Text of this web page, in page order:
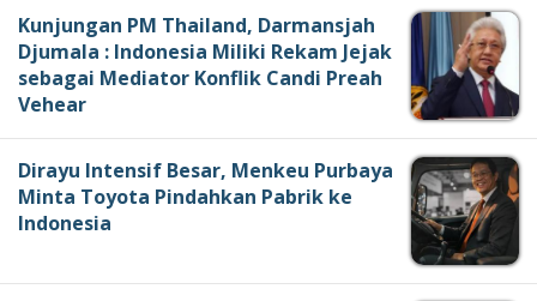
Kunjungan PM Thailand, Darmansjah
Djumala : Indonesia Miliki Rekam Jejak
sebagai Mediator Konflik Candi Preah
Vehear
Dirayu Intensif Besar, Menkeu Purbaya
Minta Toyota Pindahkan Pabrik ke
Indonesia